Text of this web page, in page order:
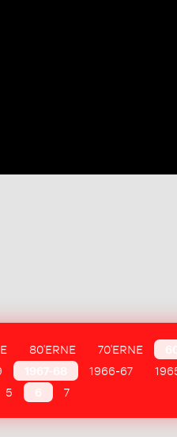
80'ERNE 70'ERNE
1966-67
5 7